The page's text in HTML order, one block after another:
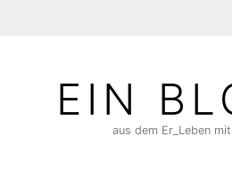
EIN
aus dem Er_Leben